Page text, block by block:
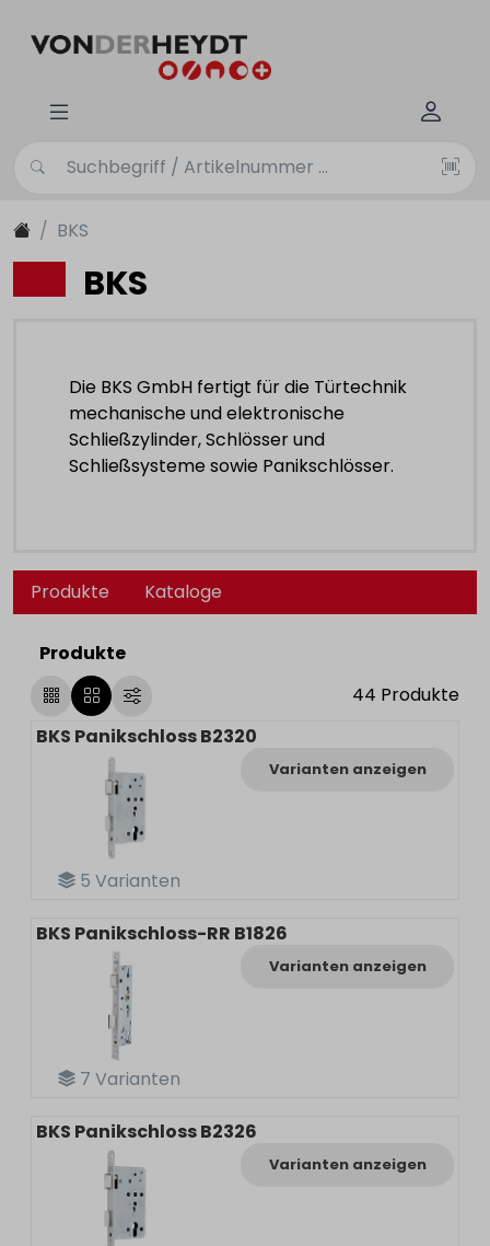
BKS
BKS
Die BKS GmbH fertigt für die Türtechnik
mechanische und elektronische
Schließzylinder, Schlösser und
Schließsysteme sowie Panikschlösser.
Produkte Kataloge
Produkte
44 Produkte
5 Varianten
BKS Panikschloss B2320
Varianten anzeigen
7 Varianten
BKS Panikschloss-RR B1826
Varianten anzeigen
BKS Panikschloss B2326
Varianten anzeigen